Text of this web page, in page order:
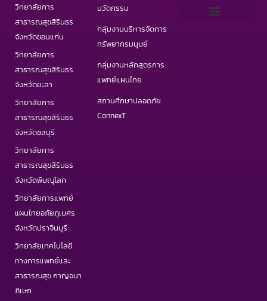
วิทยาลัยการ
สาธารณสุขสิรินธร
จังหวัดขอนแก่น
วิทยาลัยการ
สาธารณสุขสิรินธร
จังหวัดยะลา
วิทยาลัยการ
สาธารณสุขสิรินธร
จังหวัดชลบุรี
วิทยาลัยการ
สาธารณสุขสิรินธร
จังหวัดพิษณุโลก
วิทยาลัยการแพทย์
แผนไทยอภัยภูเบศร
จังหวัดปราจีนบุรี
วิทยาลัยเทคโนโลยี
ทางการแพทย์และ
สาธารณสุข กาญจนา
ภิเษก
นวัตกรรม
กลุ่มงานบริหารจัดการ
ทรัพยากรมนุษย์
กลุ่มงานหลักสูตรการ
แพทย์แผนไทย
สถานศึกษาปลอดภัย
ConnexT